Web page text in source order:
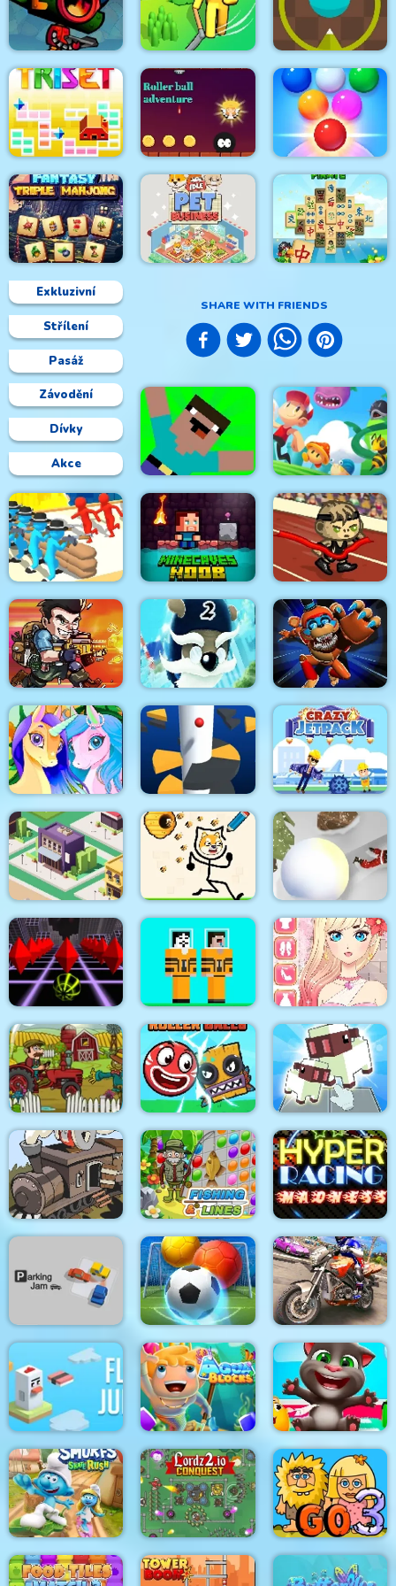
Exkluzivní
Střílení
Pasáž
Závodění
Dívky
Akce
SHARE WITH FRIENDS
Huggy Army
Commander
Huggie Wuggie
Jigsaw
Mouth Shift 3D
Steam Droid Dino Grass Island Green Prickle
Triset.io
Roller Ball
Adventure
Bubble Shooter
Arcade 2
Fantasy Triple
Mahjong
Idle Pet Business
Mahjong Pirate
Plunder Journey
Noob vs Pro Zombi
Apocalypse
Super Oscar
Human Evolution
Rush
Minecaves Noob
Adventure
Awesome Run 2
Metal Black Wars Ninja Dogs 2
Playtime Horror
Monster Ground
Pony Friendship Helix Jump Crazy Jetpack
City Idle Tycoon Protect My Dog Snowball Destroyer
Sky Rolling ball
Noob vs Hacker Diver
Suit
Anime Girls Dress Up
Game
Tractor Mania
Roller Ball 6 :
Bounce Ball 6
Voxel Merge 3D
Black Stallion
Cabaret
Fishing and Lines
Hyper Racing
Madness
Parking Jam
Bubble Shooter
Soccer 2
Bike Stunt Racing
Game 2021
Flip Jump Aqua Blocks Tom Hidden Stars